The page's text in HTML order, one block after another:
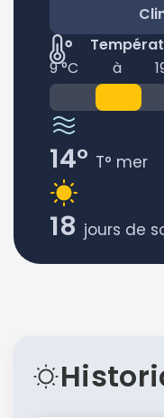
9 °C
à
14° T° mer
18 jours de